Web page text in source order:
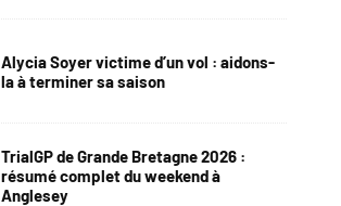
Alycia Soyer victime d’un vol : aidons-
la à terminer sa saison
TrialGP de Grande Bretagne 2026 :
résumé complet du weekend à
Anglesey